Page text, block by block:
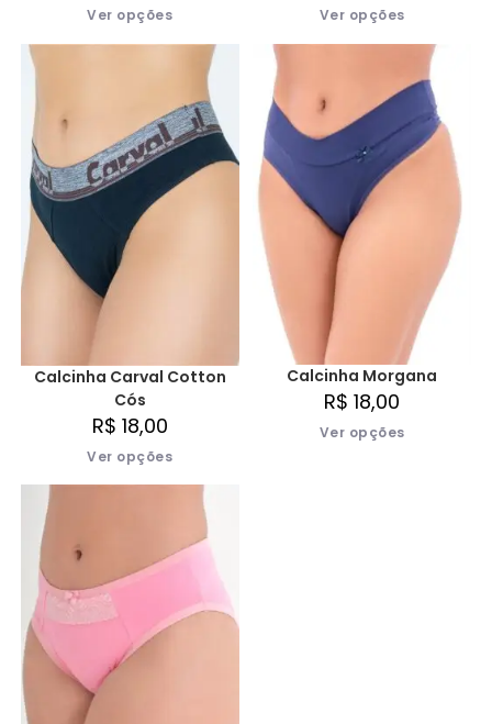
Ver opções Ver opções
Calcinha Carval Cotton
Cós
R$ 18,00
Ver opções
Calcinha Morgana
R$ 18,00
Ver opções